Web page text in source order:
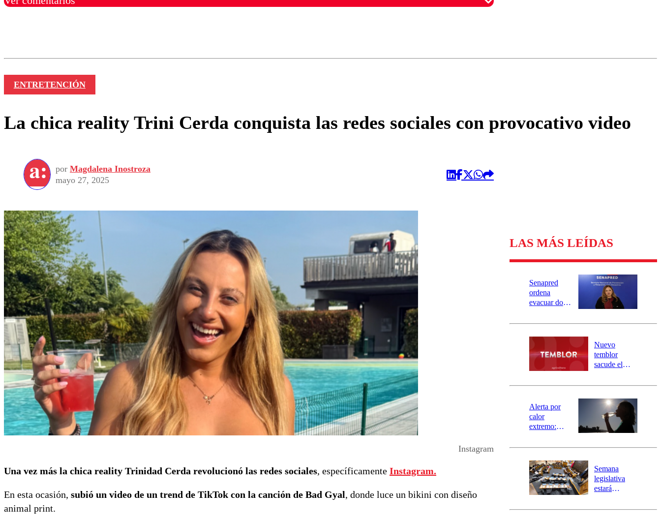
ENTRETENCIÓN
La chica reality Trini Cerda conquista las redes sociales con provocativo video
por Magdalena Inostroza
mayo 27, 2025
Instagram
Una vez más la chica reality Trinidad Cerda revolucionó las redes sociales, específicamente Instagram.
En esta ocasión, subió un video de un trend de TikTok con la canción de Bad Gyal, donde luce un bikini con diseño
animal print.
LAS MÁS LEÍDAS
Senapred
ordena
evacuar dos
Carahue por
río Damas:
activa
mensajería
SAE
Nuevo
temblor
sacude el
revisa la
epicentro
Alerta por
calor
extremo:
activa Alerta
Preventiva en
tres comunas
Semana
legislativa
estará
el fin de la